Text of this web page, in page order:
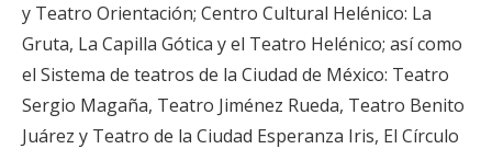
y Teatro Orientación; Centro Cultural Helénico: La
Gruta, La Capilla Gótica y el Teatro Helénico; así como
el Sistema de teatros de la Ciudad de México: Teatro
Sergio Magaña, Teatro Jiménez Rueda, Teatro Benito
Juárez y Teatro de la Ciudad Esperanza Iris, El Círculo